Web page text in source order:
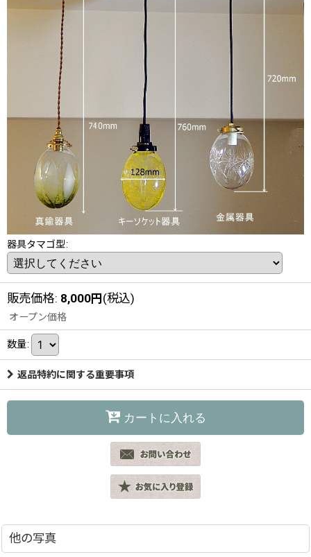
器具タマゴ型:
販売価格: 8,000円(税込)
オープン価格
数量:
返品特約に関する重要事項
カートに入れる
他の写真